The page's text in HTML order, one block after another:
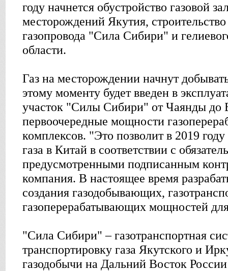
году начнется обустройство газовой
месторождений Якутия,
газопровода "Сила Сибири" и
области.
Газ на месторождении начнут
этому моменту будет введен в
участок "Силы Сибири" от Чаянды до
первоочередные мощности
комплексов. "Это позволит в 2019
газа в Китай в соответствии с
предусмотренными подписанным
компания. В настоящее время
создания газодобывающих,
газоперерабатывающих мощностей
"Сила Сибири" – газотранспортная
транспортировку газа Якутского и
газодобычи на Дальний Восток